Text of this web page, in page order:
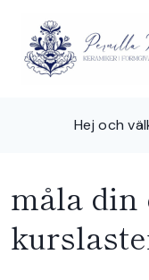
content
Hej och
måla din